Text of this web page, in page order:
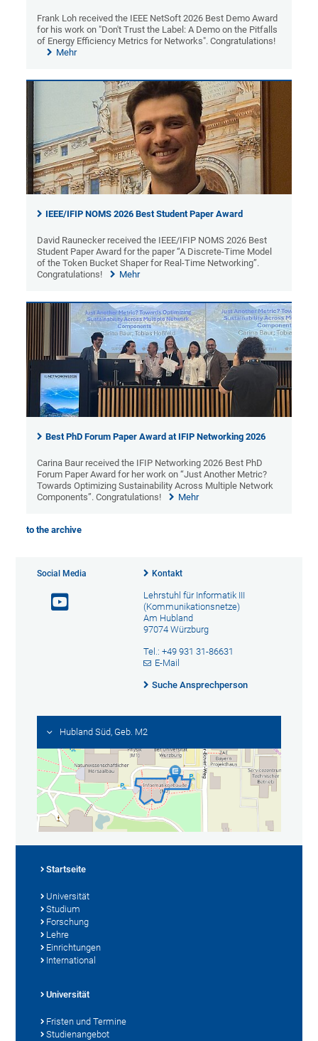
Frank Loh received the IEEE NetSoft 2026 Best Demo Award
for his work on "Don't Trust the Label: A Demo on the Pitfalls
of Energy Efficiency Metrics for Networks". Congratulations!
Mehr
IEEE/IFIP NOMS 2026 Best Student Paper Award
David Raunecker received the IEEE/IFIP NOMS 2026 Best
Student Paper Award for the paper “A Discrete-Time Model
of the Token Bucket Shaper for Real-Time Networking”.
Congratulations!
Mehr
Best PhD Forum Paper Award at IFIP Networking 2026
Carina Baur received the IFIP Networking 2026 Best PhD
Forum Paper Award for her work on “Just Another Metric?
Towards Optimizing Sustainability Across Multiple Network
Components”. Congratulations!
Mehr
to the archive
Social Media Kontakt
Lehrstuhl für Informatik III
(Kommunikationsnetze)
Am Hubland
97074 Würzburg
Tel.: +49 931 31-86631
E-Mail
Suche Ansprechperson
Hubland Süd, Geb. M2
Startseite
Universität
Studium
Forschung
Lehre
Einrichtungen
International
Universität
Fristen und Termine
Studienangebot